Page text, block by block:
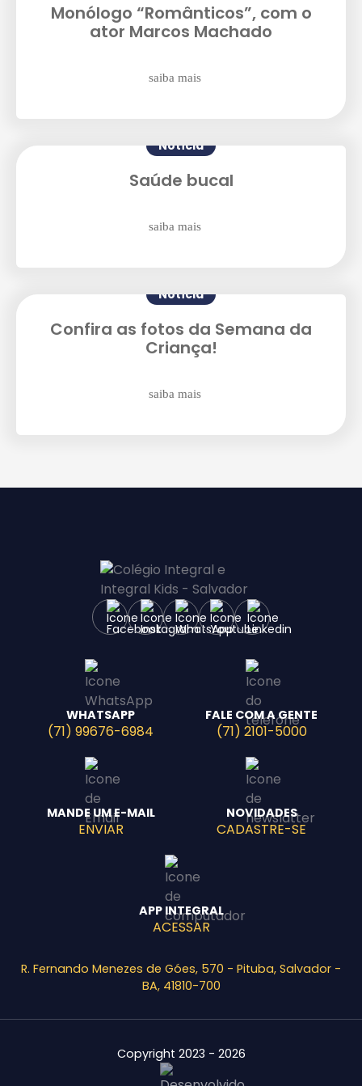
Monólogo “Românticos”, com o
ator Marcos Machado
saiba mais
Notícia
Saúde bucal
saiba mais
Notícia
Confira as fotos da Semana da
Criança!
saiba mais
WHATSAPP
(71) 99676-6984
FALE COM A GENTE
(71) 2101-5000
MANDE UM E-MAIL
ENVIAR
NOVIDADES
CADASTRE-SE
APP INTEGRAL
ACESSAR
R. Fernando Menezes de Góes, 570 - Pituba, Salvador -
BA, 41810-700
Copyright 2023 - 2026
Enviei um E-mail